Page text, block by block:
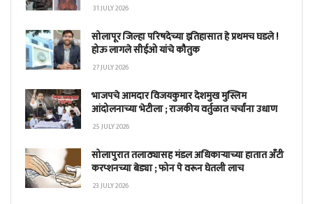
31 JULY 2026
सोलापूर जिल्हा परिषदेच्या इतिहासात हे प्रथमच घडले !
होऊ लागले सीईओ यांचे कौतुक
27 JULY 2026
भाजपचे आमदार विजयकुमार देशमुख मुस्लिम
आंदोलनाच्या भेटीला ; राजकीय वर्तुळात चर्चांना उधाण
25 JULY 2026
सोलापुरात तलाठ्यासह मंडल अधिकाऱ्याच्या हातात अँटी
करप्शनच्या बेड्या ; फोन पे वरून घेतली लाच
23 JULY 2026